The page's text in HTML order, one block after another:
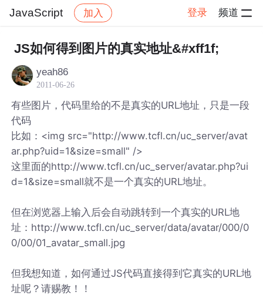
JavaScript 加入 登录 频道
社区 JavaScript 帖子详情
JS如何得到图片的真实地址&#xff1f;
yeah86
2011-06-26
有些图片，代码里给的不是真实的URL地址，只是一段
代码
比如：<img src="http://www.tcfl.cn/uc_server/avat
ar.php?uid=1&size=small" />
这里面的http://www.tcfl.cn/uc_server/avatar.php?ui
d=1&size=small就不是一个真实的URL地址。
但在浏览器上输入后会自动跳转到一个真实的URL地
址：http://www.tcfl.cn/uc_server/data/avatar/000/0
0/00/01_avatar_small.jpg
但我想知道，如何通过JS代码直接得到它真实的URL地
址呢？请赐教！！